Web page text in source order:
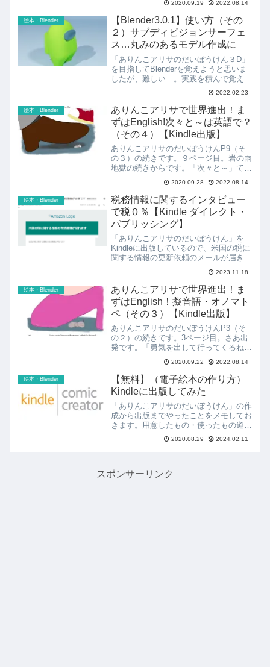
アリサ。きょうはおねえちゃんアリには
じめてのおつかいをたのまれたの。アリ
サ姉たべものをさがしてき...
2020.09.19 2022.08.14
絵本・Blender
【Blender3.0.1】使い方（その
２）サブディビジョンサーフェ
ス…丸みのあるモデル作成に
「ありんこアリサのだいぼうけん３D」
を目指してBlenderを覚えようと思いま
したが、難しい…。実践を積んで覚えて
いくしかないようです。参考にした3D
Bibiさんの動画もおっさんには早すぎて
ついていけないので、覚えたことをメモ
しておきます...
2022.02.23
絵本・Blender
ありんこアリサで世界進出！ま
ずはEnglish!次々と～は英語で？
（その４）【Kindle出版】
ありんこアリサのだいぼうけんP9（そ
の３）の続きです。９ページ目。岩の雨
地獄の続きからです。「次々と～」て英
語で何て言う？アリサつぎつぎといわの
あめがふってくる！いのちからがらにげ
だしたわ。Google翻訳で翻訳！The
rocks are...
2020.09.28 2022.08.14
絵本・Blender
税務情報に関するインタビュー
で税０％【Kindle ダイレクト・
パブリッシング】
「ありんこアリサのだいぼうけん」を
Kindleに出版しているので、米国の税に
関する情報の更新依頼のメールが届きま
した。対応手順をメモしておきます。
「件名: ご対応ください: 更新された米
国の税務情報が必要です」のメールが届
く見慣れない件名の...
2023.11.18
絵本・Blender
ありんこアリサで世界進出！ま
ずはEnglish！擬音語・オノマト
ペ（その３）【Kindle出版】
ありんこアリサのだいぼうけんP3（そ
の２）の続きです。3ページ目。さあ出
発です。「勇気を出して行ってくるね」
って英語で何て言う？アリサちょっとこ
わいけど、ゆうきをだして いってくる
ね！Google翻訳で翻訳！I'm a little
sca...
2020.09.22 2022.08.14
絵本・Blender
【無料】（電子絵本の作り方）
Kindleに出版してみた
「ありんこアリサのだいぼうけん」の作
成から出版までやったことをメモしてお
きます。用意したもの・使ったもの道
具・ハードウェア紙(A4)、鉛筆、消しゴ
ムおっさんは紙と鉛筆が描きやすいので
2020.08.29 2024.02.11
スポンサーリンク